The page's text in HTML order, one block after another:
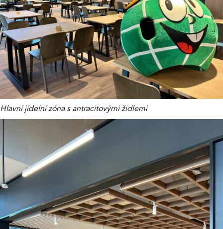
Hlavní jídelní zóna s antracitovými židlemi